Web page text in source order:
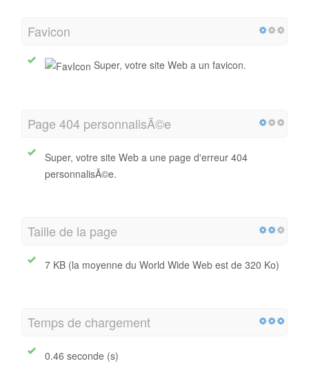
Favicon
Super, votre site Web a un favicon.
Page 404 personnalisÃ©e
Super, votre site Web a une page d'erreur 404
personnalisÃ©e.
Taille de la page
7 KB (la moyenne du World Wide Web est de 320 Ko)
Temps de chargement
0.46 seconde (s)